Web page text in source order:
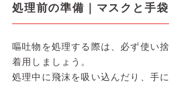
処理前の準備｜マスクと手
嘔吐物を処理する際は、必ず使い
着用しましょう。
処理中に飛沫を吸い込んだり、手